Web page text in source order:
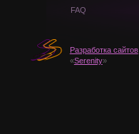
FAQ
Разработка сайтов,
«Serenity»